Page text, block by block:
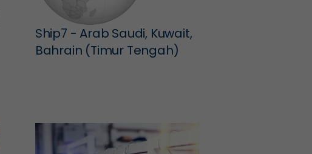
Ship7 - Arab Saudi, Kuwait,
Bahrain (Timur Tengah)